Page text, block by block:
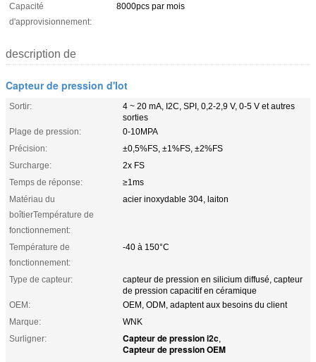
Capacité
d'approvisionnement:
8000pcs par mois
description de
Capteur de pression d'Iot
Sortir:
4 ~ 20 mA, I2C, SPI, 0,2-2,9 V, 0-5 V et autres
sorties
Plage de pression:
0-10MPA
Précision:
±0,5%FS, ±1%FS, ±2%FS
Surcharge:
2x FS
Temps de réponse:
≥1ms
Matériau du
boîtierTempérature de
fonctionnement:
acier inoxydable 304, laiton
Température de
fonctionnement:
-40 à 150°C
Type de capteur:
capteur de pression en silicium diffusé, capteur
de pression capacitif en céramique
OEM:
OEM, ODM, adaptent aux besoins du client
Marque:
WNK
Surligner:
Capteur de pression i2c,
Capteur de pression OEM